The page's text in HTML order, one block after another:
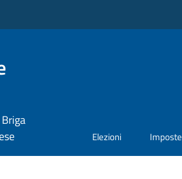
Elezioni Imposte